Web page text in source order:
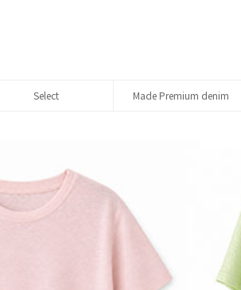
Select Made Premium denim